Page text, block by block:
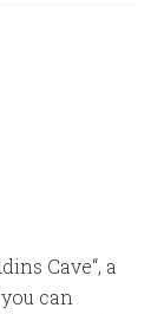
Cave“, a
can